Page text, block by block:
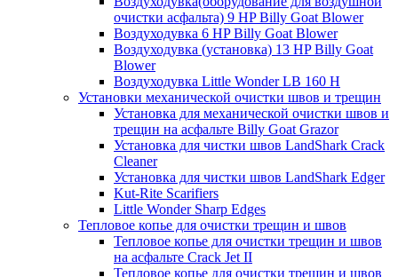
очистки асфальта) 9 HP Billy Goat Blower
Воздуходувка 6 HP Billy Goat Blower
Воздуходувка (установка) 13 HP Billy Goat
Blower
Воздуходувка Little Wonder LB 160 H
Установки механической очистки швов и трещин
Установка для механической очистки швов и
трещин на асфальте Billy Goat Grazor
Установка для чистки швов LandShark Crack
Cleaner
Установка для чистки швов LandShark Edger
Kut-Rite Scarifiers
Little Wonder Sharp Edges
Тепловое копье для очистки трещин и швов
Тепловое копье для очистки трещин и швов
на асфальте Crack Jet II
Тепловое копье для очистки трещин и швов